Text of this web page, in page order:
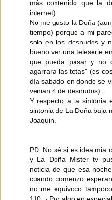
más contenido que la
internet)
No me gusto la Doña
tiempo) porque a mi
solo en los desnudos y
bueno ver una teleserie
que pueda pasar y no
agarrara las tetas" (es
día sabado en donde se
venian 4 de desnudos).
Y respecto a la sintonia
sintonia de La Doña baja
Joaquin.
PD: No sé si es idea mia
y La Doña Mister tv
noticia de que esa
cuando comenzo
no me equivoco